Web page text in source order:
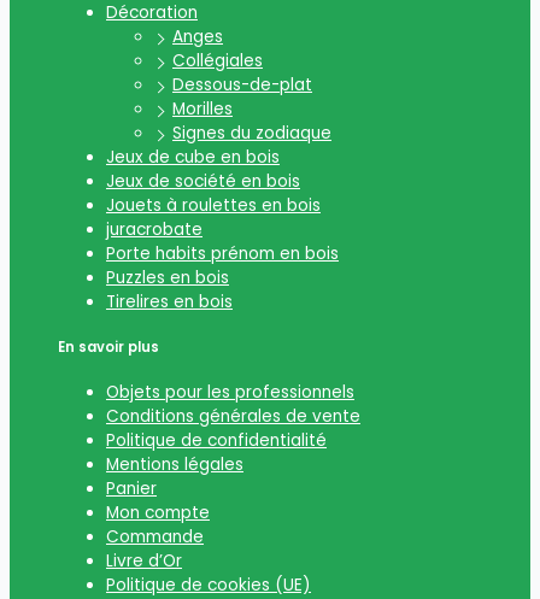
Décoration
Anges
Collégiales
Dessous-de-plat
Morilles
Signes du zodiaque
Jeux de cube en bois
Jeux de société en bois
Jouets à roulettes en bois
juracrobate
Porte habits prénom en bois
Puzzles en bois
Tirelires en bois
En savoir plus
Objets pour les professionnels
Conditions générales de vente
Politique de confidentialité
Mentions légales
Panier
Mon compte
Commande
Livre d’Or
Politique de cookies (UE)